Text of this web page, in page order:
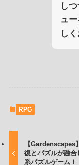
し
ュ
し
RPG
【Gardenscapes
復とパズルが融合
系パズルゲーム！